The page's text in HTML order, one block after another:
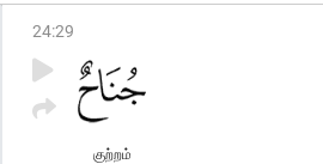
24:29
குற்றம்